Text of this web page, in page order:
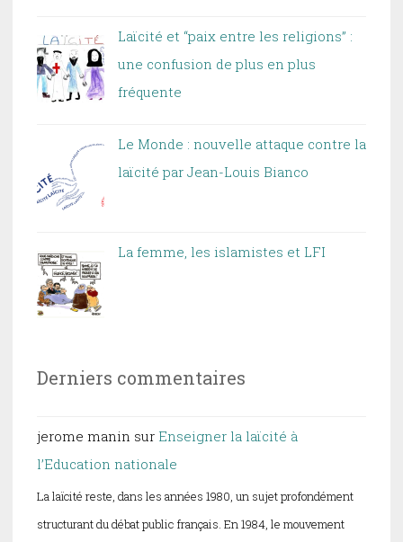
Laïcité et “paix entre les religions” :
une confusion de plus en plus
fréquente
Le Monde : nouvelle attaque contre la
laïcité par Jean-Louis Bianco
La femme, les islamistes et LFI
Derniers commentaires
jerome manin sur Enseigner la laïcité à
l’Education nationale
La laïcité reste, dans les années 1980, un sujet profondément
structurant du débat public français. En 1984, le mouvement